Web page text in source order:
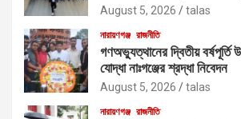
August 5, 2026 talas
নারায়ণগঞ্জ রাজনীতি
গণঅভ্যুত্থানের দ্বিতীয়
যোদ্ধা নাঃগঞ্জের শ্রদ্ধা নিবেদন
August 5, 2026 talas
নারায়ণগঞ্জ রাজনীতি